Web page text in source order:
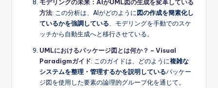
モデリングの未来：AIがUML図の生成を変革している
方法: この分析は、AIがどのように図の作成を簡素化し
ているかを強調している、モデリングを手動でのスケ
ッチから自動生成へと移行させている。
UMLにおけるパッケージ図とは何か？ – Visual
Paradigmガイド: このガイドは、どのように複雑な
システムを整理・管理するかを説明しているパッケー
ジ図を使用した要素の論理的グループ化を通じて。